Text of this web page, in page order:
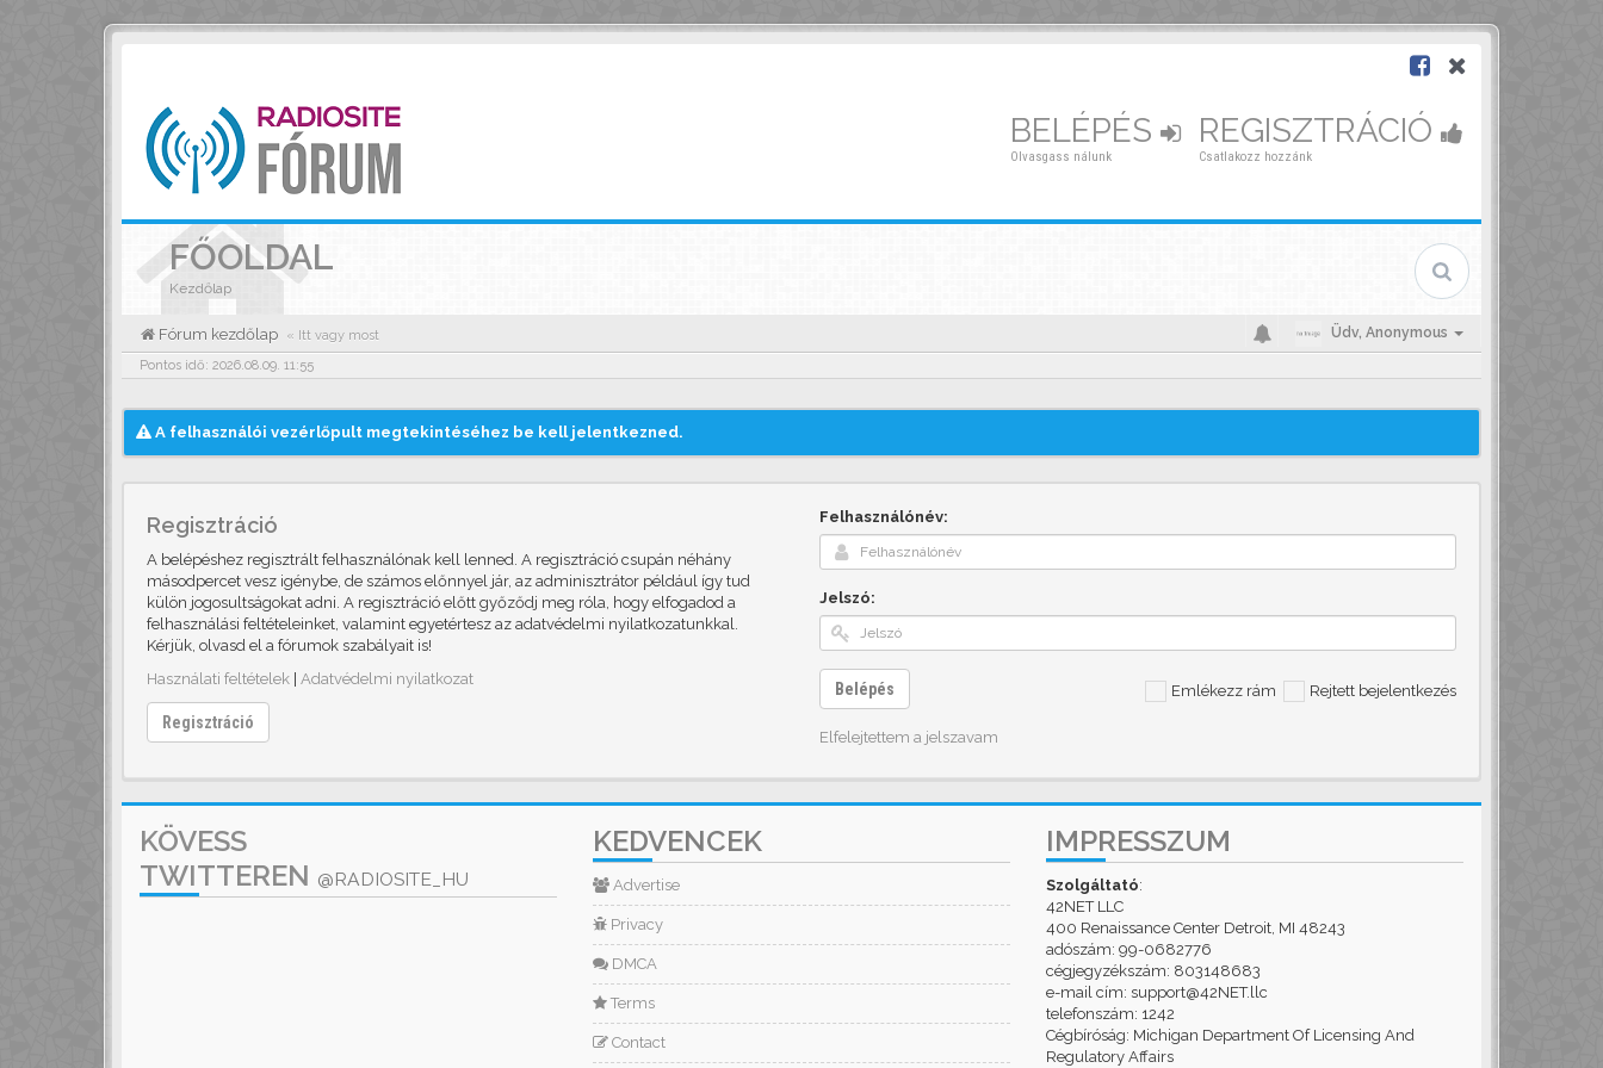
BELÉPÉS
Olvasgass nálunk
REGISZTRÁCIÓ
Csatlakozz hozzánk
FŐOLDAL
Kezdőlap
Fórum kezdőlap « Itt vagy most Üdv, Anonymous
Pontos idő: 2026.08.09. 11:55
A felhasználói vezérlőpult megtekintéséhez be kell jelentkezned.
Regisztráció
A belépéshez regisztrált felhasználónak kell lenned. A regisztráció csupán néhány
másodpercet vesz igénybe, de számos előnnyel jár, az adminisztrátor például így tud
külön jogosultságokat adni. A regisztráció előtt győződj meg róla, hogy elfogadod a
felhasználási feltételeinket, valamint egyetértesz az adatvédelmi nyilatkozatunkkal.
Kérjük, olvasd el a fórumok szabályait is!
Használati feltételek Adatvédelmi nyilatkozat
Regisztráció
Felhasználónév:
Jelszó:
Emlékezz rám Rejtett bejelentkezés
Belépés
Elfelejtettem a jelszavam
KÖVESS
TWITTEREN @RADIOSITE_HU
KEDVENCEK
Advertise
Privacy
DMCA
Terms
Contact
IMPRESSZUM
Szolgáltató:
42NET LLC
400 Renaissance Center Detroit, MI 48243
adószám: 99-0682776
cégjegyzékszám: 803148683
e-mail cím: support@42NET.llc
telefonszám: 1242
Cégbíróság: Michigan Department Of Licensing And
Regulatory Affairs